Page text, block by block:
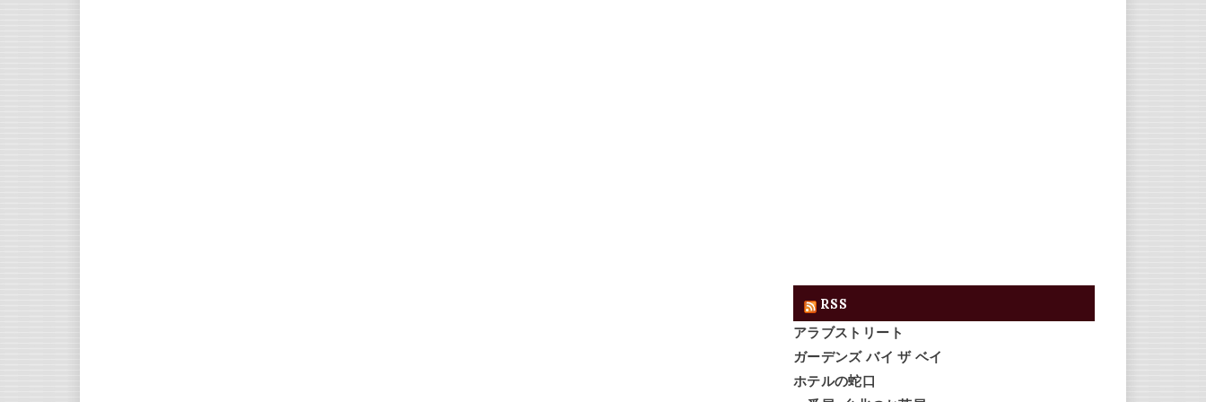
RSS
アラブストリート
ガーデンズ バイ ザ ベイ
ホテルの蛇口